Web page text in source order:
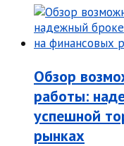
Обзор
работы:
успешной
рынках